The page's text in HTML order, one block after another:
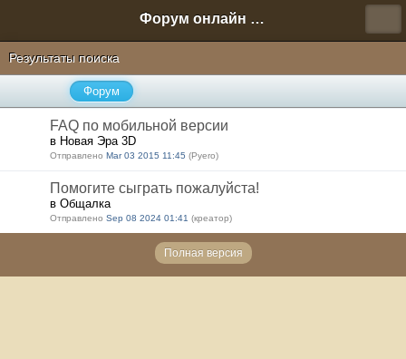
Форум онлайн игры "Новая Эра" (Нюра Биз)
Результаты поиска
Форум
FAQ по мобильной версии
в Новая Эра 3D
Отправлено Mar 03 2015 11:45 (Pyero)
Помогите сыграть пожалуйста!
в Общалка
Отправлено Sep 08 2024 01:41 (креатор)
Полная версия